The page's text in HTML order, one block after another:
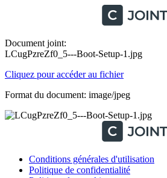
Document joint:
LCugPzreZf0_5---Boot-Setup-1.jpg
Cliquez pour accéder au fichier
Format du document: image/jpeg
Conditions générales d'utilisation
Politique de confidentialité